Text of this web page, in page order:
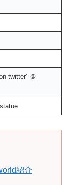
twitter˸ ＠
紹介